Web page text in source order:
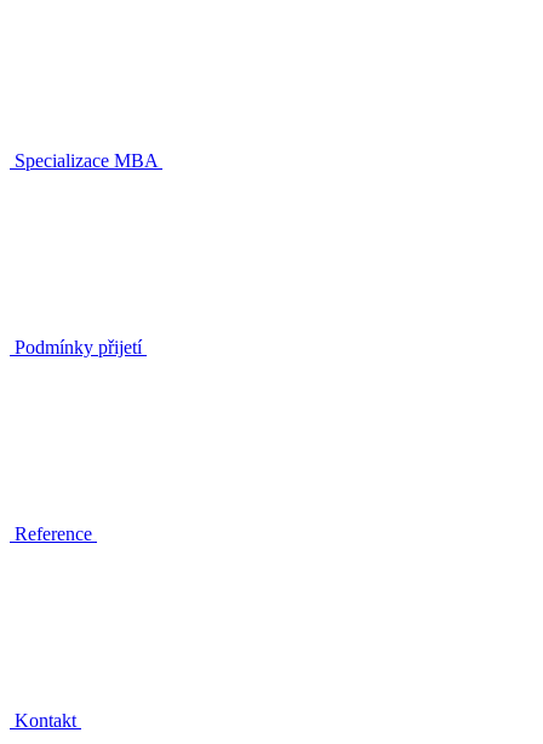
Specializace MBA
Podmínky přijetí
Reference
Kontakt